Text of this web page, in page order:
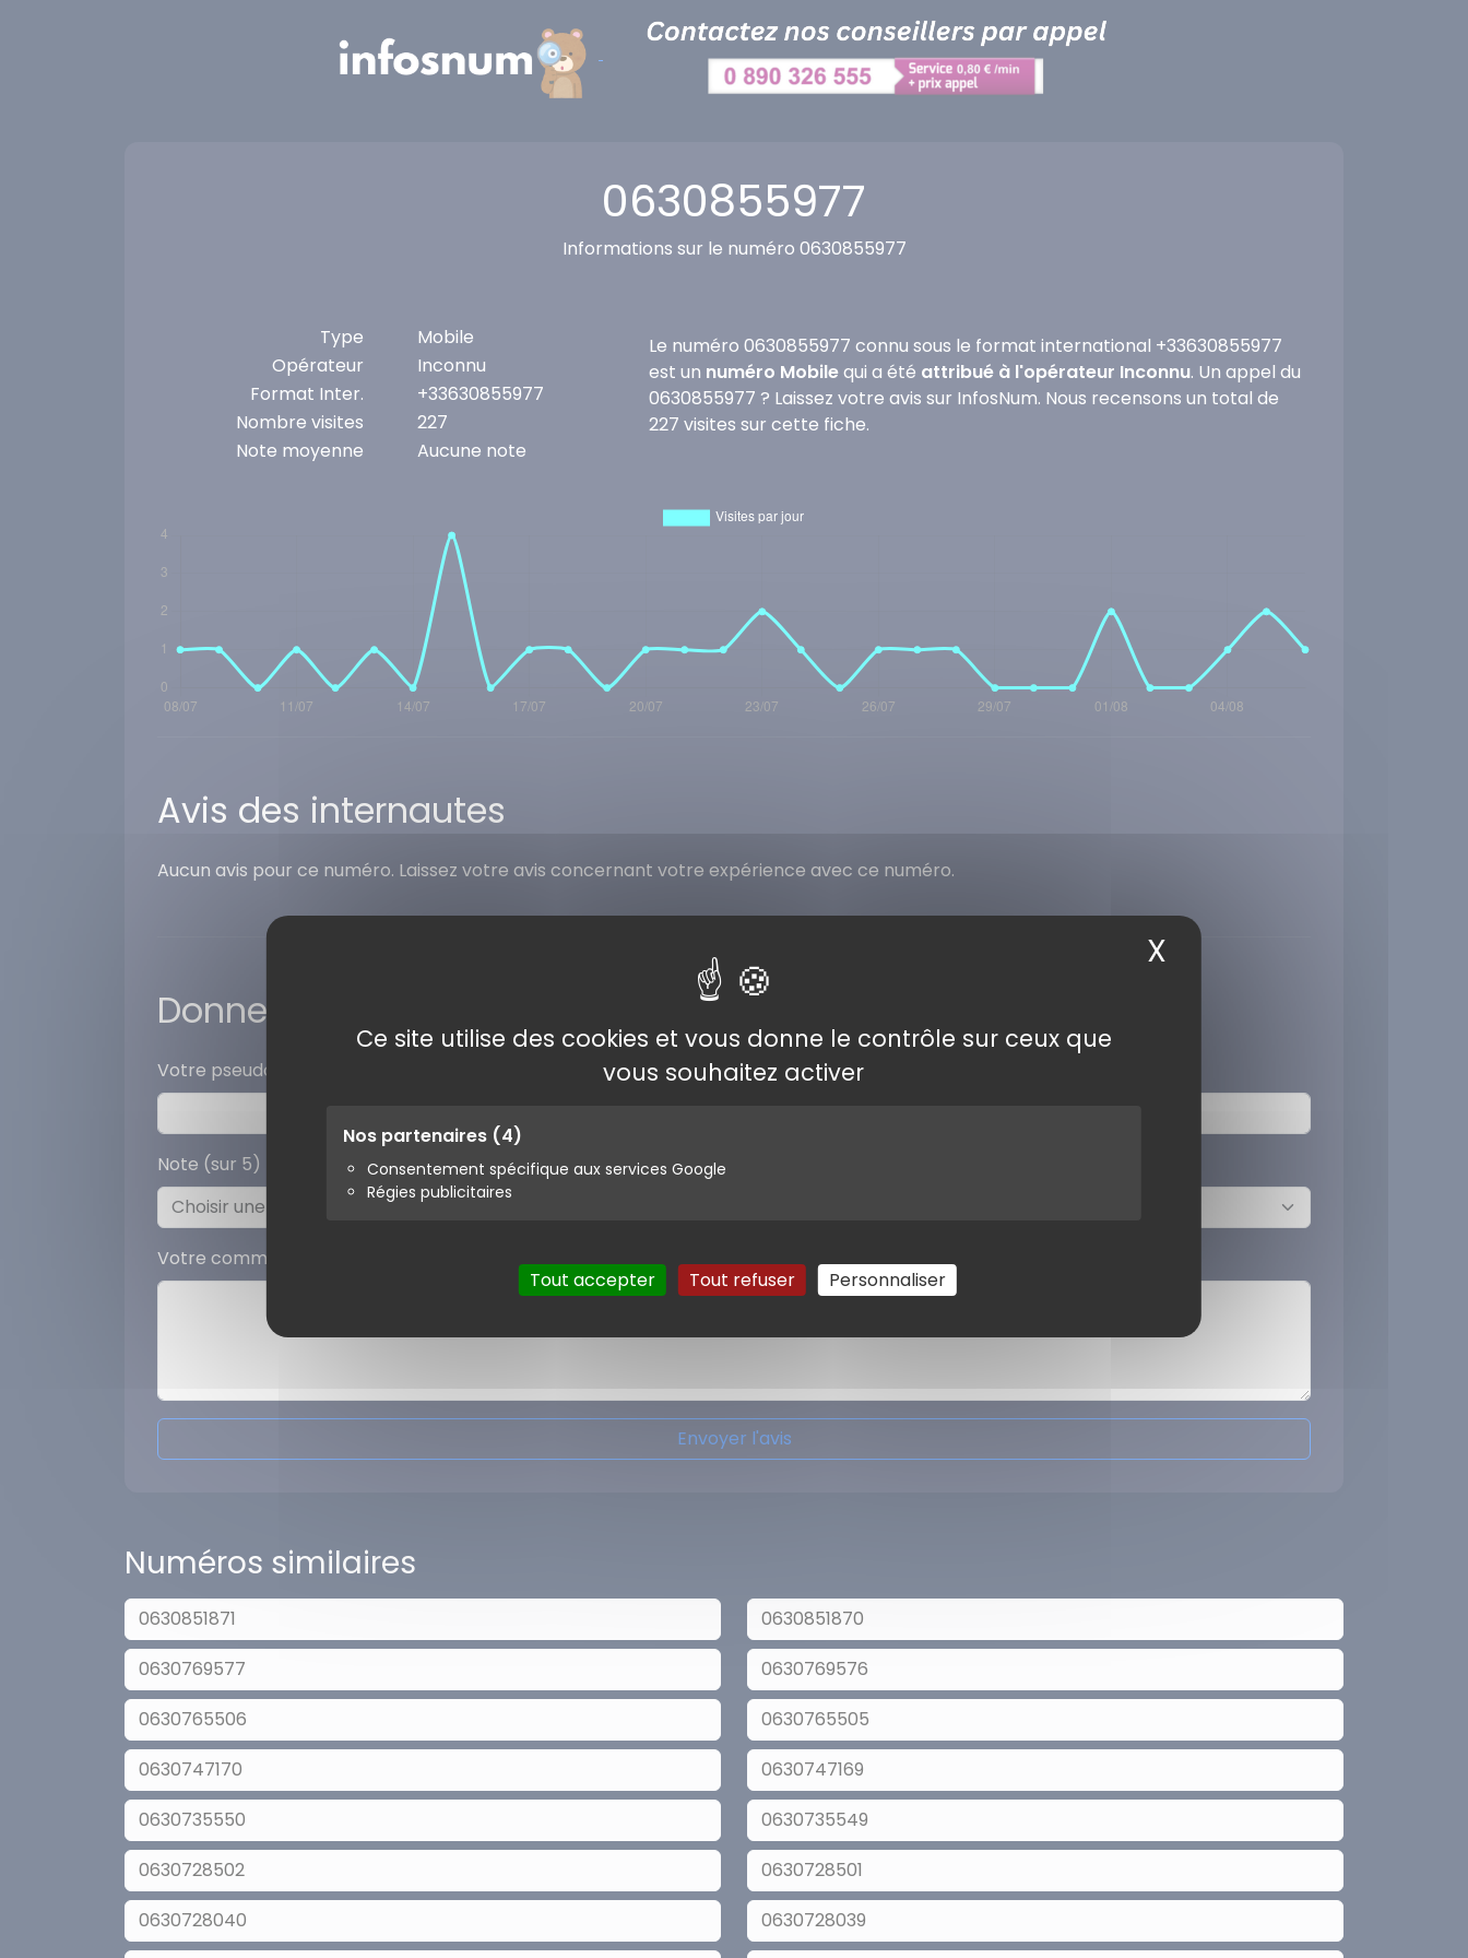
Ce site utilise des cookies et vous donne le contrôle sur ceux que
vous souhaitez activer
Nos partenaires (4)
Consentement spécifique aux services Google
Régies publicitaires
Tout accepter Tout refuser Personnaliser
X
0630855977
Informations sur le numéro 0630855977
Type
Mobile
Opérateur
Inconnu
Format Inter.
+33630855977
Nombre visites
227
Note moyenne
Aucune note
Le numéro 0630855977 connu sous le format international +33630855977
est un numéro Mobilequi a été attribué à l'opérateur Inconnu. Un appel du
0630855977 ? Laissez votre avis sur InfosNum. Nous recensons un total de
227 visites sur cette fiche.
Avis des internautes
Aucun avis pour ce numéro. Laissez votre avis concernant votre expérience avec ce numéro.
Donner votre avis
Votre pseudo
Note (sur 5)
Votre commentaire
Envoyer l'avis
Numéros similaires
0630851871
0630851870
0630769577
0630769576
0630765506
0630765505
0630747170
0630747169
0630735550
0630735549
0630728502
0630728501
0630728040
0630728039